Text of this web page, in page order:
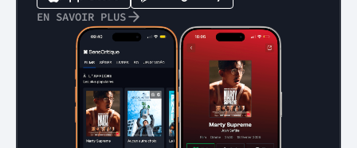
EN SAVOIR PLUS